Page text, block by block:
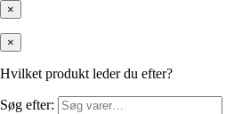
×
×
Hvilket produkt leder du efter?
Søg efter: